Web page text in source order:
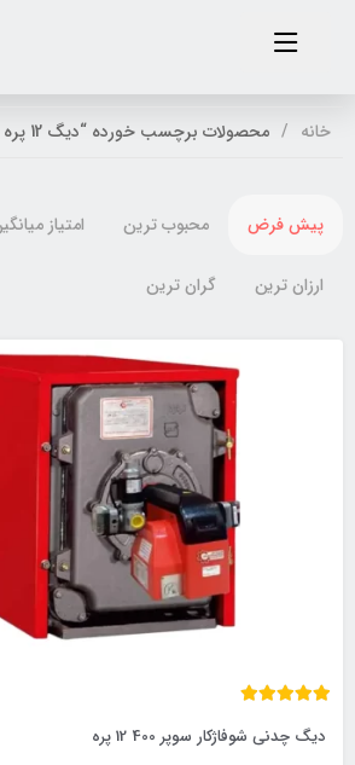
خانه محصولات برچسب خورده “دیگ 12 پره شوفاژکار”
پیش فرض محبوب ترین امتیاز میانگین
ارزان ترین گران ترین
دیگ چدنی شوفاژکار سوپر 400 12 پره